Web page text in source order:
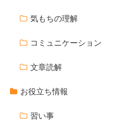
気もちの理解
コミュニケーション
文章読解
お役立ち情報
習い事